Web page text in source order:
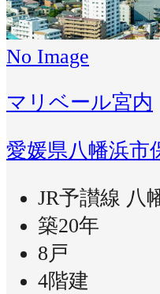
No Image
マリベール宮内
愛媛県八幡浜市
JR予讃線 八
築20年
8戸
4階建